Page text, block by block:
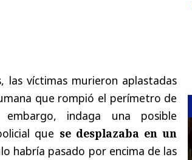
las víctimas murieron aplastadas
que rompió el perímetro de
indaga una posible
que se desplazaba en un
habría pasado por encima de las